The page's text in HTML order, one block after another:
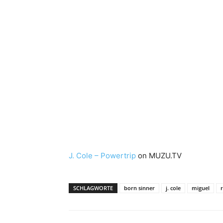
J. Cole – Powertrip on MUZU.TV
SCHLAGWORTE born sinner j. cole miguel